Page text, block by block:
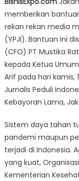
memberikan
rekan rekan media
(YPJI). Bantuan ini
(CFO) PT Mustika
kepada Ketua
Arif pada hari kamis,
Jurnalis Peduli
Kebayoran Lama,
Sistem daya tahan
pandemi maupun
terjadi di Indonesia.
yang kuat,
Kementerian